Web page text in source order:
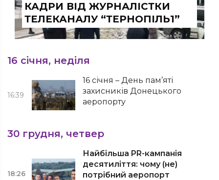
КАДРИ ВІД ЖУРНАЛІСТКИ
ТЕЛЕКАНАЛУ “ТЕРНОПІЛЬ1”
16 січня, неділя
16:39
16 січня – День пам’яті
захисників Донецького
аеропорту
30 грудня, четвер
18:26
Найбільша PR-кампанія
десятиліття: чому (не)
потрібний аеропорт